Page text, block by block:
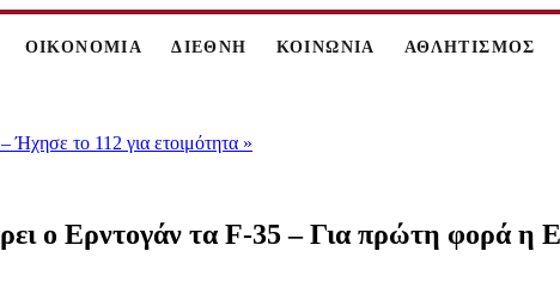
ΟΙΚΟΝΟΜΙΑ ΔΙΕΘΝΗ ΚΟΙΝΩΝΙΑ ΑΘΛΗΤΙΣΜΟΣ
το 112 για ετοιμότητα »
ο Ερντογάν τα F-35 – Για πρώτη φορά η